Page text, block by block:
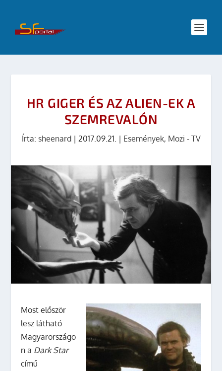
HR GIGER ÉS AZ ALIEN-EK A
SZEMREVALÓN
Írta: sheenard| 2017.09.21. | Események, Mozi - TV
Most először
lesz látható
Magyarországo
n a Dark Star
című